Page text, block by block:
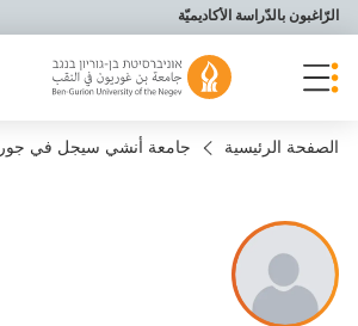
תפריט נגישות
الرّاغبون بالدّراسة الأكاديميّة
الصفحة الرئيسية جامعة أنشي سيجل في